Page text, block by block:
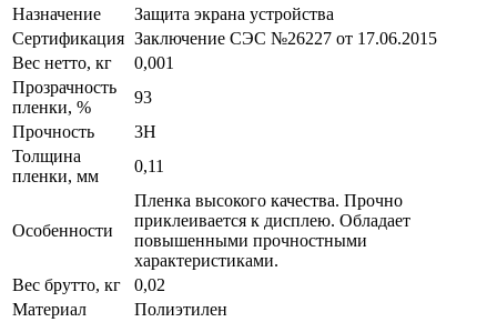
Назначение
Защита экрана устройства
Сертификация Заключение СЭС №26227 от 17.06.2015
Вес нетто, кг
0,001
Прозрачность
пленки, %
93
Прочность
3H
Толщина
пленки, мм
0,11
Особенности
Пленка высокого качества. Прочно
приклеивается к дисплею. Обладает
повышенными прочностными
характеристиками.
Вес брутто, кг
0,02
Материал
Полиэтилен